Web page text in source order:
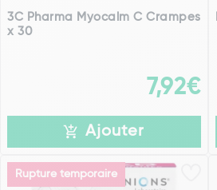
3C Pharma Myocalm C Crampes
x 30
7,92€
Ajouter
Rupture temporaire